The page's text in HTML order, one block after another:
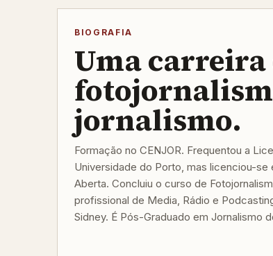
BIOGRAFIA
Uma carreira
jornalismo.
Formação no CENJOR. Frequentou a
Universidade do Porto, mas licenciou-
Aberta. Concluiu o curso de
profissional de Media, Rádio e
Sidney. É Pós-Graduado em Jornalismo